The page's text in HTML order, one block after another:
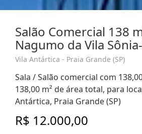
Salão Comercial 138
Nagumo da Vila
Vila Antártica - Praia Grande (SP)
Sala / Salão comercial com
138,00 m² de área total, para
Antártica, Praia Grande (SP)
R$ 12.000,00